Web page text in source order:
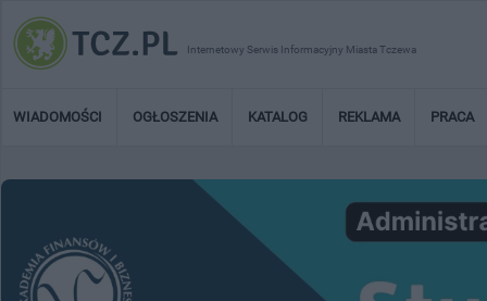
Internetowy Serwis Informacyjny Miasta Tczewa
WIADOMOŚCI OGŁOSZENIA KATALOG REKLAMA PRACA